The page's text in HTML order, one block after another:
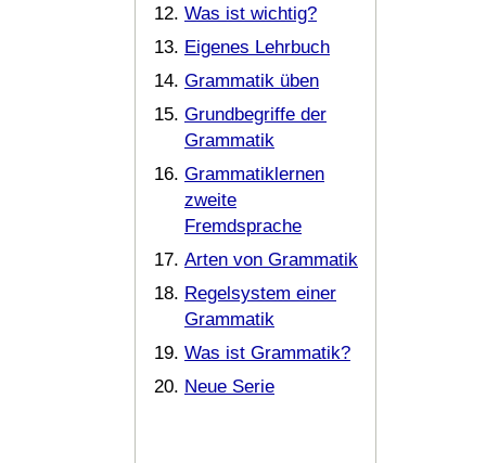
Was ist wichtig?
Eigenes Lehrbuch
Grammatik üben
Grundbegriffe der
Grammatik
Grammatiklernen
zweite
Fremdsprache
Arten von Grammatik
Regelsystem einer
Grammatik
Was ist Grammatik?
Neue Serie